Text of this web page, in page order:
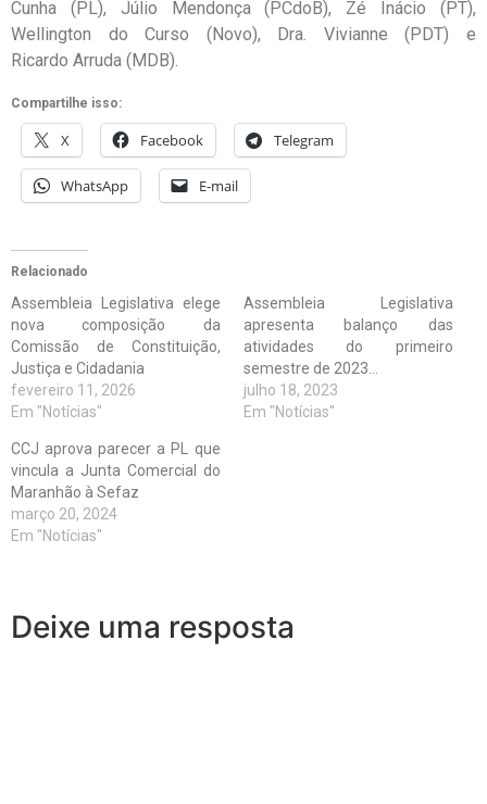
Cunha (PL), Júlio Mendonça (PCdoB), Zé Inácio (PT),
Wellington do Curso (Novo), Dra. Vivianne (PDT) e
Ricardo Arruda (MDB).
Compartilhe isso:
X Facebook Telegram
WhatsApp E-mail
Relacionado
Assembleia Legislativa elege
nova composição da
Comissão de Constituição,
Justiça e Cidadania
fevereiro 11, 2026
Em "Notícias"
Assembleia Legislativa
apresenta balanço das
atividades do primeiro
semestre de 2023…
julho 18, 2023
Em "Notícias"
CCJ aprova parecer a PL que
vincula a Junta Comercial do
Maranhão à Sefaz
março 20, 2024
Em "Notícias"
Deixe uma resposta